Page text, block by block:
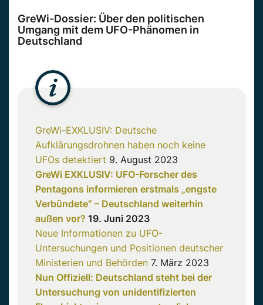
GreWi-Dossier: Über den politischen
Umgang mit dem UFO-Phänomen in
Deutschland
GreWi-EXKLUSIV: Deutsche
Aufklärungsdrohnen haben noch keine
UFOs detektiert 9. August 2023
GreWi EXKLUSIV: UFO-Forscher des
Pentagons informieren erstmals „engste
Verbündete“ – Deutschland weiterhin
außen vor? 19. Juni 2023
Neue Informationen zu UFO-
Untersuchungen und Positionen deutscher
Ministerien und Behörden 7. März 2023
Nun Offiziell: Deutschland steht bei der
Untersuchung von unidentifizierten